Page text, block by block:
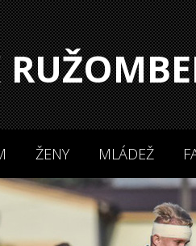
ŽENY MLÁDEŽ